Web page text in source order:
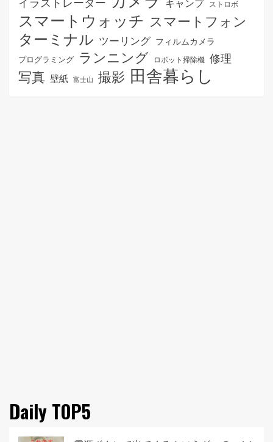
キャンプ ストロボ
スマートウォッチ スマートフォン
ターミナル ツーリング フィルムカメラ
プログラミング ランニング ロボット掃除機 修理
写真 壁紙 富士山 撮影 田舎暮らし
Daily TOP5